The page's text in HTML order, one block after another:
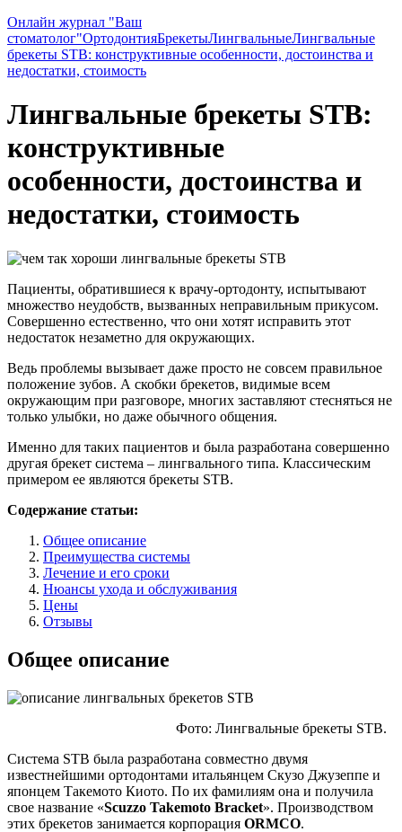
Онлайн журнал "Ваш
стоматолог"ОртодонтияБрекетыЛингвальныеЛингвальные
брекеты STB: конструктивные особенности, достоинства и
недостатки, стоимость
Лингвальные брекеты STB:
конструктивные
особенности, достоинства и
недостатки, стоимость
Пациенты, обратившиеся к врачу-ортодонту, испытывают
множество неудобств, вызванных неправильным прикусом.
Совершенно естественно, что они хотят исправить этот
недостаток незаметно для окружающих.
Ведь проблемы вызывает даже просто не совсем правильное
положение зубов. А скобки брекетов, видимые всем
окружающим при разговоре, многих заставляют стесняться не
только улыбки, но даже обычного общения.
Именно для таких пациентов и была разработана совершенно
другая брекет система – лингвального типа. Классическим
примером ее являются брекеты STB.
Содержание статьи:
Общее описание
Преимущества системы
Лечение и его сроки
Нюансы ухода и обслуживания
Цены
Отзывы
Общее описание
Фото: Лингвальные брекеты STB.
Система STB была разработана совместно двумя
известнейшими ортодонтами итальянцем Скузо Джузеппе и
японцем Такемото Киото. По их фамилиям она и получила
свое название «Scuzzo Takemoto Bracket». Производством
этих брекетов занимается корпорация ORMCO.